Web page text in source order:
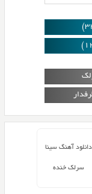
دانلود آهنگ سینا
سرلک خنده